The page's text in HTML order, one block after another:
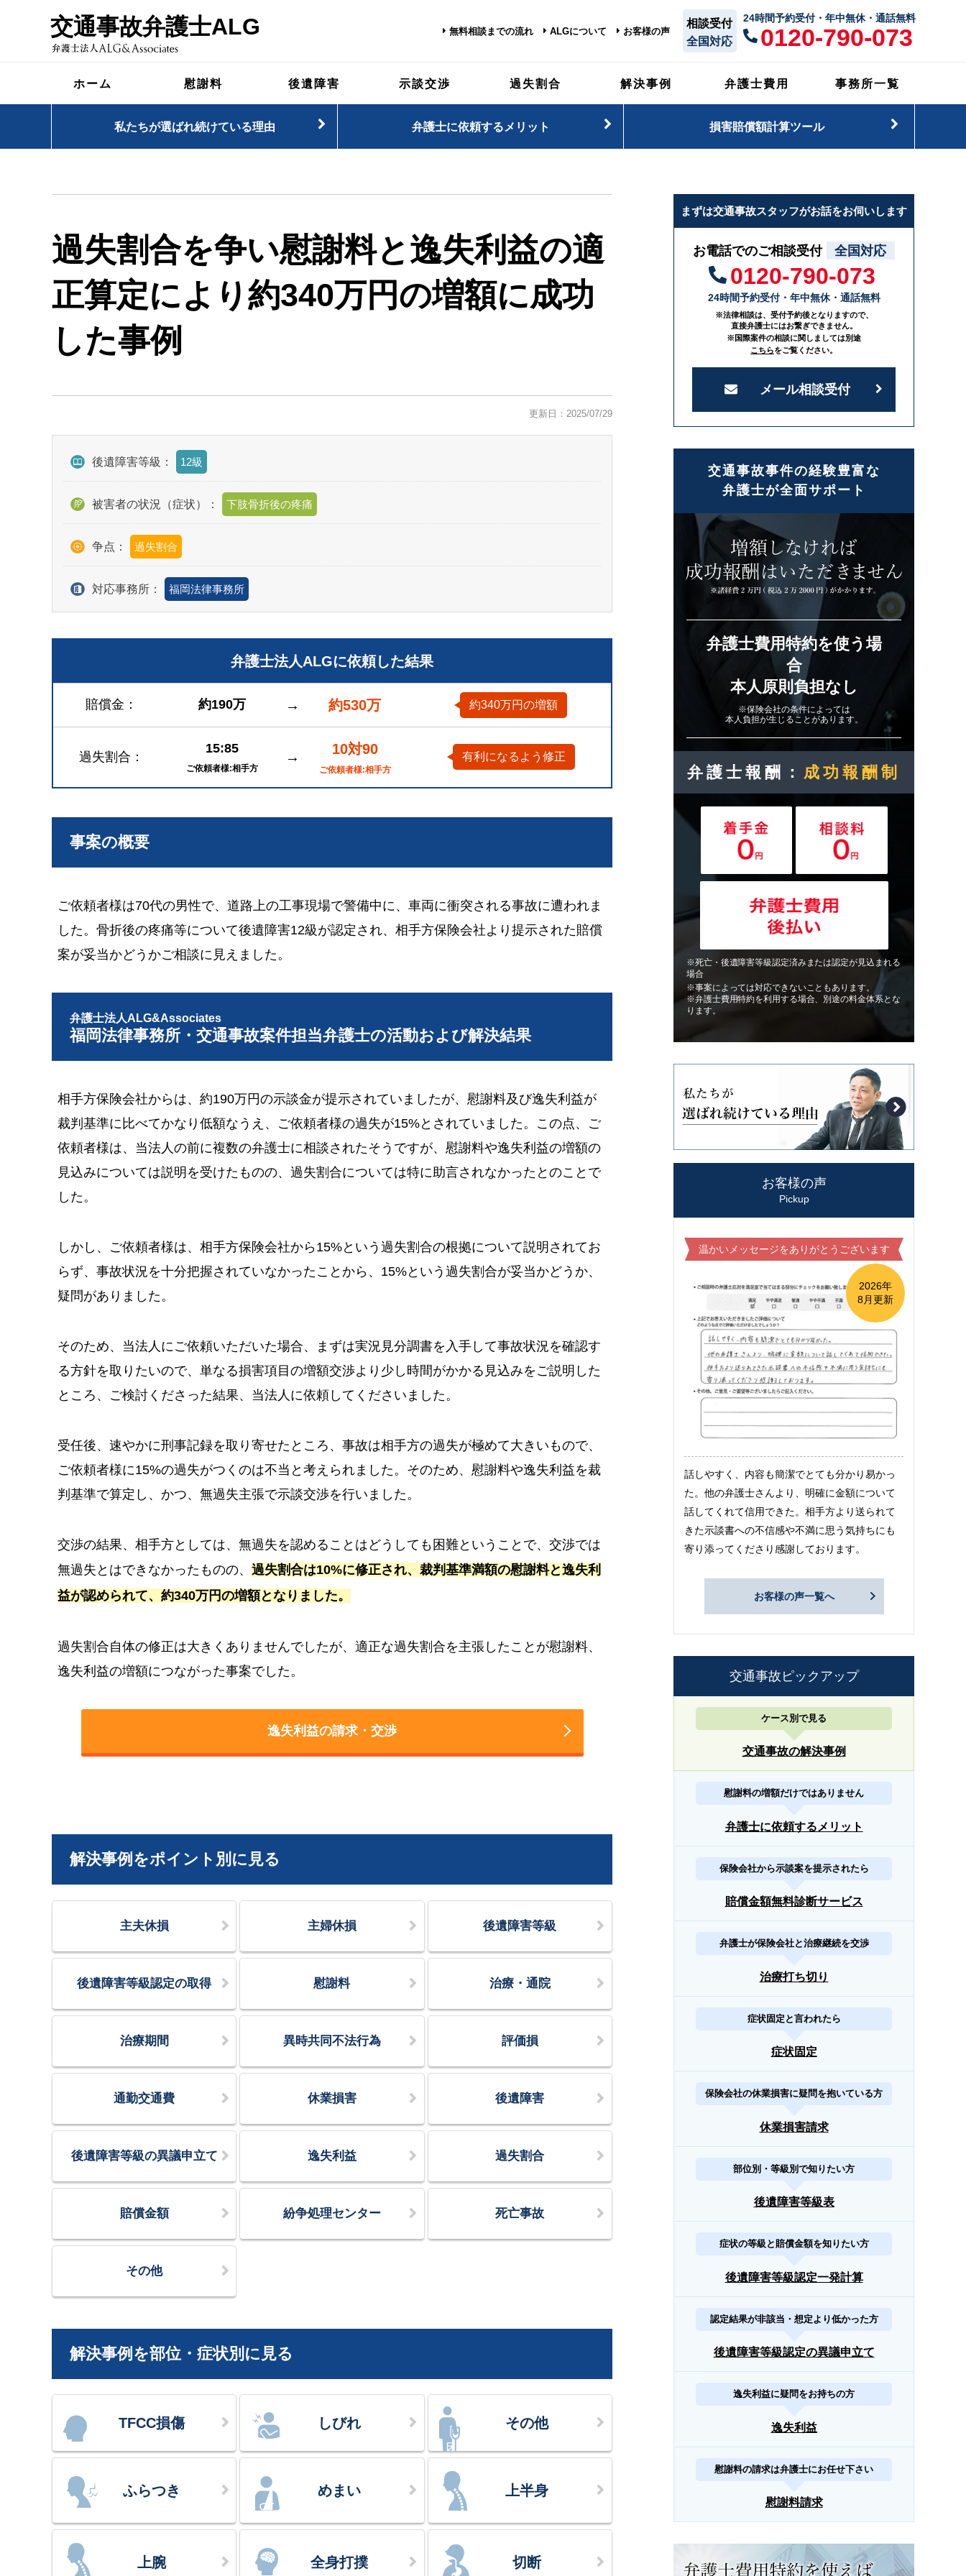
交通事故弁護士ALG 無料相談までの流れ ALGについて お客様の声
相談受付
全国対応
24時間予約受付・年中無休・通話無料
0120-790-073
ホーム 慰謝料 後遺障害 示談交渉 過失割合 解決事例 弁護士費用 事務所一覧
私たちが選ばれ続けている理由 弁護士に依頼するメリット 損害賠償額計算ツール
過失割合を争い慰謝料と逸失利益の適
正算定により約340万円の増額に成功
した事例
更新日：2025/07/29
後遺障害等級： 12級
被害者の状況（症状）： 下肢骨折後の疼痛
争点： 過失割合
対応事務所： 福岡法律事務所
弁護士法人ALGに依頼した結果
賠償金 約190万 → 約530万 約340万円の増額
過失割合
15:85
ご依頼者様:相手方
→ 10対90
ご依頼者様:相手方
有利になるよう修正
事案の概要
ご依頼者様は70代の男性で、道路上の工事現場で警備中に、車両に衝突される事故に遭われま
した。骨折後の疼痛等について後遺障害12級が認定され、相手方保険会社より提示された賠償
案が妥当かどうかご相談に見えました。
弁護士法人ALG&Associates
福岡法律事務所・交通事故案件担当弁護士の活動および解決結果
相手方保険会社からは、約190万円の示談金が提示されていましたが、慰謝料及び逸失利益が
裁判基準に比べてかなり低額なうえ、ご依頼者様の過失が15%とされていました。この点、ご
依頼者様は、当法人の前に複数の弁護士に相談されたそうですが、慰謝料や逸失利益の増額の
見込みについては説明を受けたものの、過失割合については特に助言されなかったとのことで
した。
しかし、ご依頼者様は、相手方保険会社から15%という過失割合の根拠について説明されてお
らず、事故状況を十分把握されていなかったことから、15%という過失割合が妥当かどうか、
疑問がありました。
そのため、当法人にご依頼いただいた場合、まずは実況見分調書を入手して事故状況を確認す
る方針を取りたいので、単なる損害項目の増額交渉より少し時間がかかる見込みをご説明した
ところ、ご検討くださった結果、当法人に依頼してくださいました。
受任後、速やかに刑事記録を取り寄せたところ、事故は相手方の過失が極めて大きいもので、
ご依頼者様に15%の過失がつくのは不当と考えられました。そのため、慰謝料や逸失利益を裁
判基準で算定し、かつ、無過失主張で示談交渉を行いました。
交渉の結果、相手方としては、無過失を認めることはどうしても困難ということで、交渉では
無過失とはできなかったものの、 過失割合は10%に修正され、裁判基準満額の慰謝料と逸失利
益が認められて、約340万円の増額となりました。
過失割合自体の修正は大きくありませんでしたが、適正な過失割合を主張したことが慰謝料、
逸失利益の増額につながった事案でした。
逸失利益の請求・交渉
解決事例をポイント別に見る
主夫休損 主婦休損 後遺障害等級
後遺障害等級認定の取得 慰謝料 治療・通院
治療期間 異時共同不法行為 評価損
通勤交通費 休業損害 後遺障害
後遺障害等級の異議申立て 逸失利益 過失割合
賠償金額 紛争処理センター 死亡事故
その他
解決事例を部位・症状別に見る
TFCC損傷 しびれ その他
ふらつき めまい 上半身
上腕 全身打撲 切断
まずは交通事故スタッフがお話をお伺いします
お電話でのご相談受付 全国対応
0120-790-073
24時間予約受付・年中無休・通話無料
※法律相談は、受付予約後となりますので、
直接弁護士にはお繋ぎできません。
※国際案件の相談に関しましては別途
こちらをご覧ください。
メール相談受付
交通事故事件の経験豊富な
弁護士が全面サポート
弁護士費用特約を使う場
合
本人原則負担なし
※保険会社の条件によっては
本人負担が生じることがあります。
弁護士報酬： 成功報酬制
※死亡・後遺障害等級認定済みまたは認定が見込まれる
場合
※事案によっては対応できないこともあります。
※弁護士費用特約を利用する場合、別途の料金体系とな
ります。
お客様の声
Pickup
温かいメッセージをありがとうございます
2026年
8月更新
話しやすく、内容も簡潔でとても分かり易かっ
た。他の弁護士さんより、明確に金額について
話してくれて信用できた。相手方より送られて
きた示談書への不信感や不満に思う気持ちにも
寄り添ってくださり感謝しております。
お客様の声一覧へ
交通事故ピックアップ
ケース別で見る
交通事故の解決事例
慰謝料の増額だけではありません
弁護士に依頼するメリット
保険会社から示談案を提示されたら
賠償金額無料診断サービス
弁護士が保険会社と治療継続を交渉
治療打ち切り
症状固定と言われたら
症状固定
保険会社の休業損害に疑問を抱いている方
休業損害請求
部位別・等級別で知りたい方
後遺障害等級表
症状の等級と賠償金額を知りたい方
後遺障害等級認定一発計算
認定結果が非該当・想定より低かった方
後遺障害等級認定の異議申立て
逸失利益に疑問をお持ちの方
逸失利益
慰謝料の請求は弁護士にお任せ下さい
慰謝料請求